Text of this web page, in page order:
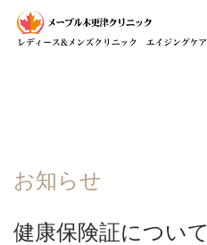
お知らせ
健康保険証について